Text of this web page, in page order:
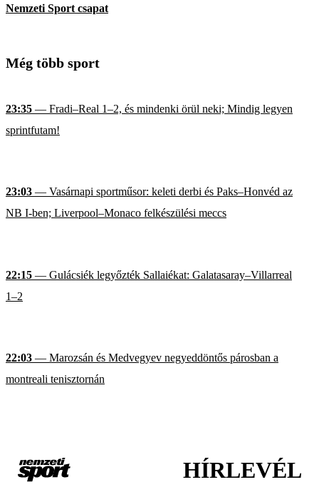
Nemzeti Sport csapat
Még több sport
23:35 — Fradi–Real 1–2, és mindenki örül neki; Mindig legyen
sprintfutam!
23:03 — Vasárnapi sportműsor: keleti derbi és Paks–Honvéd az
NB I-ben; Liverpool–Monaco felkészülési meccs
22:15 — Gulácsiék legyőzték Sallaiékat: Galatasaray–Villarreal
1–2
22:03 — Marozsán és Medvegyev negyeddöntős párosban a
montreali tenisztornán
HÍRLEVÉL